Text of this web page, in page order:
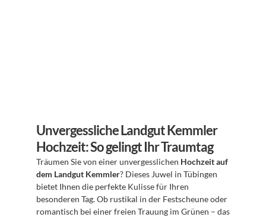
Unvergessliche Landgut Kemmler
Hochzeit: So gelingt Ihr Traumtag
Träumen Sie von einer unvergesslichen Hochzeit auf
dem Landgut Kemmler? Dieses Juwel in Tübingen
bietet Ihnen die perfekte Kulisse für Ihren
besonderen Tag. Ob rustikal in der Festscheune oder
romantisch bei einer freien Trauung im Grünen – das